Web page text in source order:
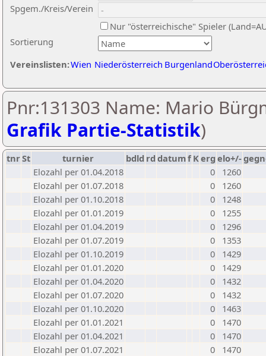
Sortierung
Spgem./Kreis/Verein
Nur "österreichische" Spieler
Vereinslisten:Wien Niederösterreich Burgenland
Pnr:131303 Name: Mario
Grafik Partie-Statistik)
tnrSt turnier bdld rd datumf Kerg elo+/-
Elozahl per 01.04.2018
0
1260
Elozahl per 01.07.2018
0
1260
Elozahl per 01.10.2018
0
1248
Elozahl per 01.01.2019
0
1255
Elozahl per 01.04.2019
0
1296
Elozahl per 01.07.2019
0
1353
Elozahl per 01.10.2019
0
1429
Elozahl per 01.01.2020
0
1429
Elozahl per 01.04.2020
0
1432
Elozahl per 01.07.2020
0
1432
Elozahl per 01.10.2020
0
1463
Elozahl per 01.01.2021
0
1470
Elozahl per 01.04.2021
0
1470
Elozahl per 01.07.2021
0
1470